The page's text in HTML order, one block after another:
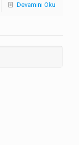
Devamını Oku